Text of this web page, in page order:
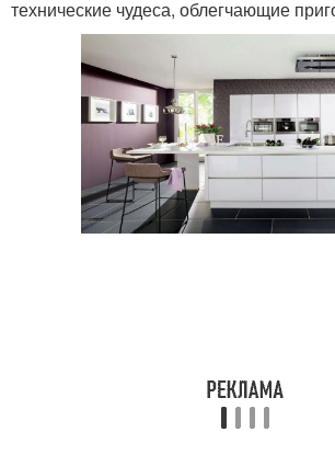
технические чудеса, облегчающие